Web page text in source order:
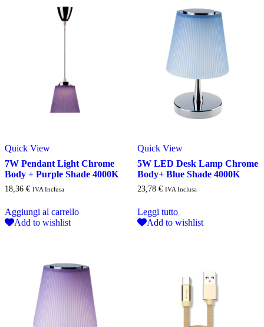
Quick View
7W Pendant Light Chrome
Body + Purple Shade 4000K
18,36 € IVA Inclusa
Aggiungi al carrello
Add to wishlist
Quick View
5W LED Desk Lamp Chrome
Body+ Blue Shade 4000K
23,78 € IVA Inclusa
Leggi tutto
Add to wishlist